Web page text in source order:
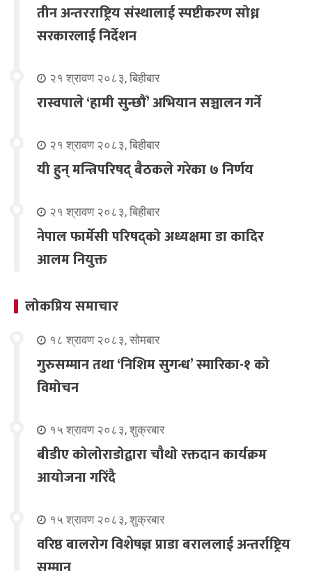
तीन अन्तरराष्ट्रिय संस्थालाई स्पष्टीकरण सोध्न
सरकारलाई निर्देशन
२१ श्रावण २०८३, बिहीबार
रास्वपाले ‘हामी सुन्छौँ’ अभियान सञ्चालन गर्ने
२१ श्रावण २०८३, बिहीबार
यी हुन् मन्त्रिपरिषद् बैठकले गरेका ७ निर्णय
२१ श्रावण २०८३, बिहीबार
नेपाल फार्मेसी परिषद्को अध्यक्षमा डा कादिर
आलम नियुक्त
लोकप्रिय समाचार
१८ श्रावण २०८३, सोमबार
गुरुसम्मान तथा ‘निशिम सुगन्ध’ स्मारिका-१ को
विमोचन
१५ श्रावण २०८३, शुक्रबार
बीडीए कोलोराडोद्वारा चौथो रक्तदान कार्यक्रम
आयोजना गरिंदै
१५ श्रावण २०८३, शुक्रबार
वरिष्ठ बालरोग विशेषज्ञ प्राडा बराललाई अन्तर्राष्ट्रिय